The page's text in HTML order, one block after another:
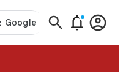
  